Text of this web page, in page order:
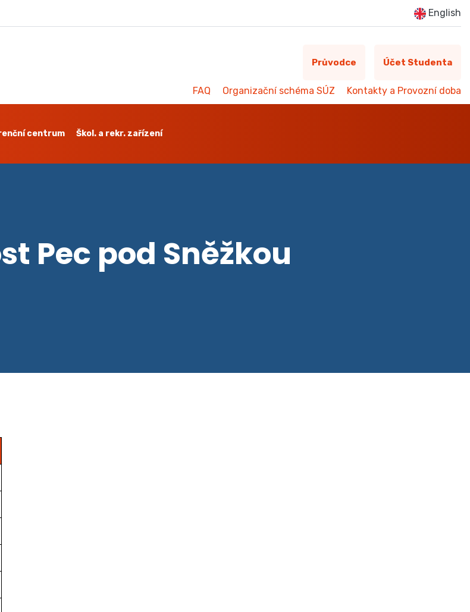
English
Průvodce Účet Studenta
FAQ Organizační schéma SÚZ Kontakty a Provozní doba
centrum Škol. a rekr. zařízení
Pec pod Sněžkou